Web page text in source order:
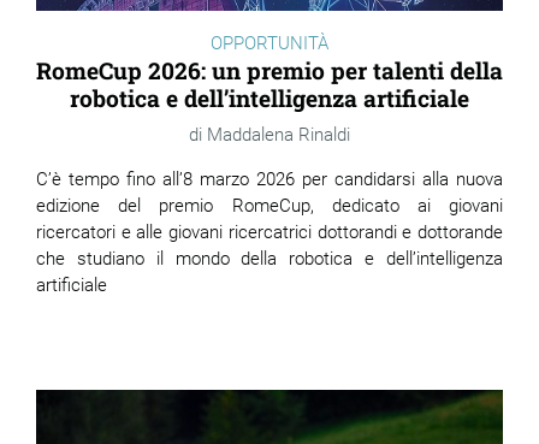
OPPORTUNITÀ
RomeCup 2026: un premio per talenti della
robotica e dell’intelligenza artificiale
Maddalena Rinaldi
C’è tempo fino all’8 marzo 2026 per candidarsi alla nuova
edizione del premio RomeCup, dedicato ai giovani
ricercatori e alle giovani ricercatrici dottorandi e dottorande
che studiano il mondo della robotica e dell’intelligenza
artificiale